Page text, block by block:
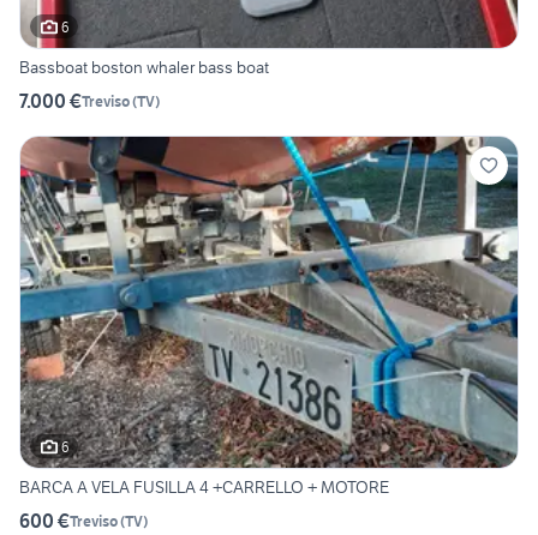
6
Bassboat boston whaler bass boat
7.000 €Treviso(TV)
6
BARCA A VELA FUSILLA 4 +CARRELLO + MOTORE
600 €Treviso(TV)